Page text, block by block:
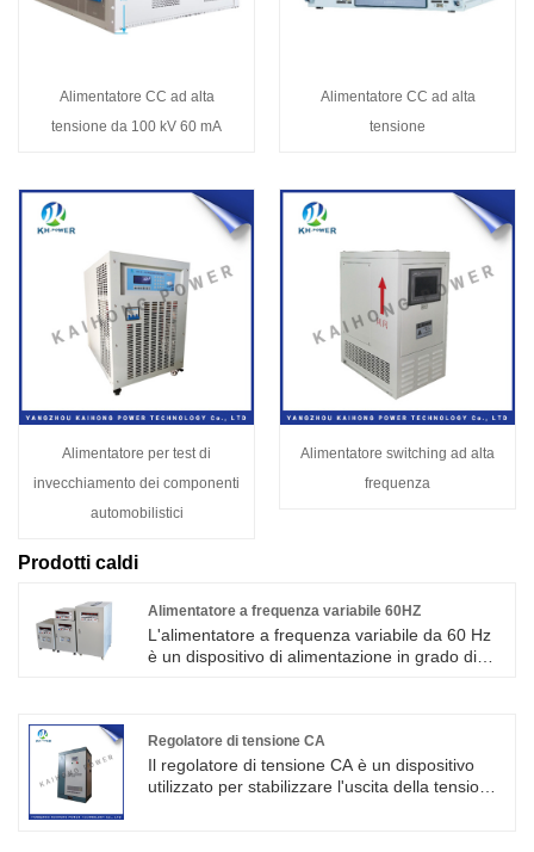
Alimentatore CC ad alta
tensione da 100 kV 60 mA
Alimentatore CC ad alta
tensione
Alimentatore per test di
invecchiamento dei componenti
automobilistici
Alimentatore switching ad alta
frequenza
Prodotti caldi
Alimentatore a frequenza variabile 60HZ
L'alimentatore a frequenza variabile da 60 Hz
è un dispositivo di alimentazione in grado di
gamma di frequenze di alimentazione in
ingresso e può accettare alimentazione in
ingresso di frequenze diverse, ad esempio 50
Regolatore di tensione CA
Il regolatore di tensione CA è un dispositivo
utilizzato per stabilizzare l'uscita della tensione